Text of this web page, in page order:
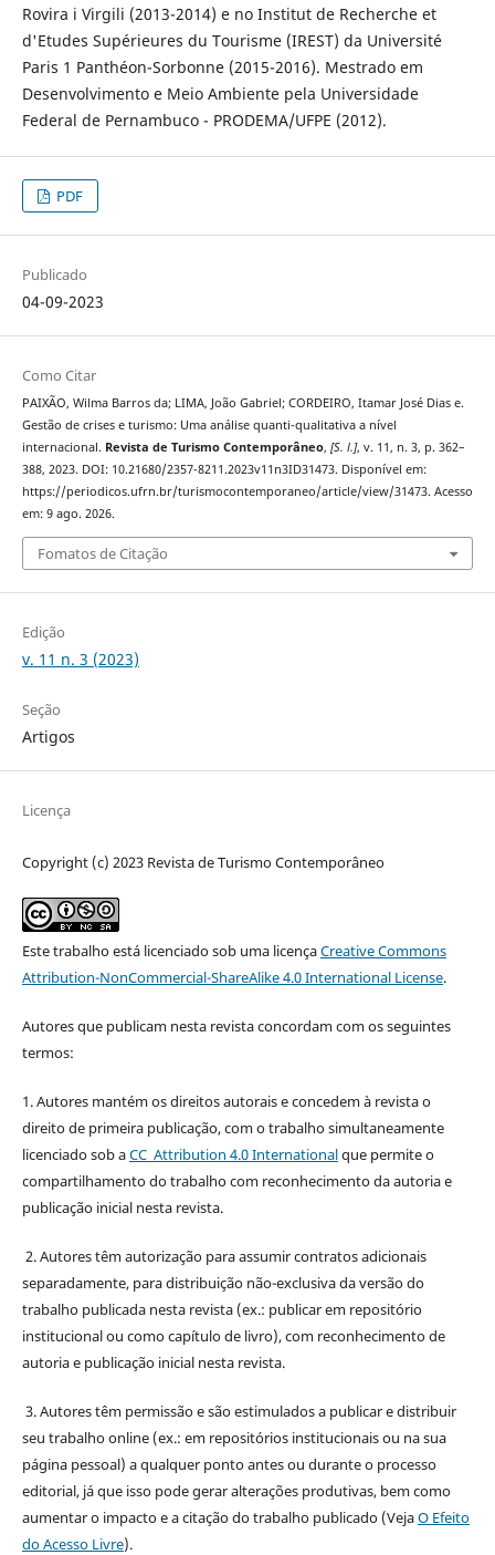
Rovira i Virgili (2013-2014) e no Institut de Recherche et
d'Etudes Supérieures du Tourisme (IREST) da Université
Paris 1 Panthéon-Sorbonne (2015-2016). Mestrado em
Desenvolvimento e Meio Ambiente pela Universidade
Federal de Pernambuco - PRODEMA/UFPE (2012).
PDF
Publicado
04-09-2023
Como Citar
PAIXÃO, Wilma Barros da; LIMA, João Gabriel; CORDEIRO, Itamar José Dias e.
Gestão de crises e turismo: Uma análise quanti-qualitativa a nível
internacional. Revista de Turismo Contemporâneo, [S. l.], v. 11, n. 3, p. 362–
388, 2023. DOI: 10.21680/2357-8211.2023v11n3ID31473. Disponível em:
https://periodicos.ufrn.br/turismocontemporaneo/article/view/31473. Acesso
em: 9 ago. 2026.
Fomatos de Citação
Edição
v. 11 n. 3 (2023)
Seção
Artigos
Licença
Copyright (c) 2023 Revista de Turismo Contemporâneo
Este trabalho está licenciado sob uma licençaCreative Commons
Attribution-NonCommercial-ShareAlike 4.0 International License.
Autores que publicam nesta revista concordam com os seguintes
termos:
1. Autores mantém os direitos autorais e concedem à revista o
direito de primeira publicação, com o trabalho simultaneamente
licenciado sob aCC Attribution 4.0 Internationalque permite o
compartilhamento do trabalho com reconhecimento da autoria e
publicação inicial nesta revista.
2. Autores têm autorização para assumir contratos adicionais
separadamente, para distribuição não-exclusiva da versão do
trabalho publicada nesta revista (ex.: publicar em repositório
institucional ou como capítulo de livro), com reconhecimento de
autoria e publicação inicial nesta revista.
3. Autores têm permissão e são estimulados a publicar e distribuir
seu trabalho online (ex.: em repositórios institucionais ou na sua
página pessoal) a qualquer ponto antes ou durante o processo
editorial, já que isso pode gerar alterações produtivas, bem como
aumentar o impacto e a citação do trabalho publicado (VejaO Efeito
do Acesso Livre).